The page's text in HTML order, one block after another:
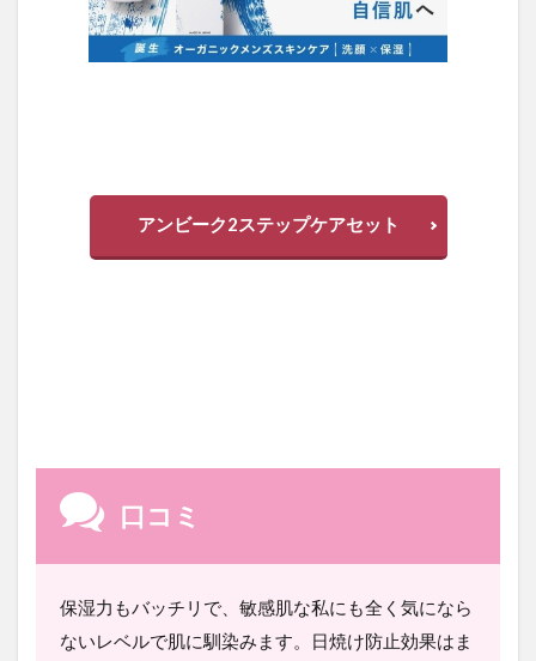
アンビーク2ステップケアセット
口コミ
保湿力もバッチリで、敏感肌な私にも全く気になら
ないレベルで肌に馴染みます。日焼け防止効果はま